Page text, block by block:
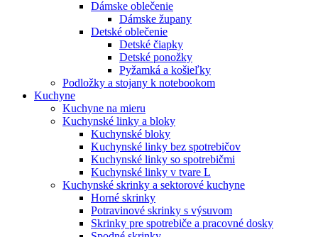
Dámske oblečenie
Dámske župany
Detské oblečenie
Detské čiapky
Detské ponožky
Pyžamká a košieľky
Podložky a stojany k notebookom
Kuchyne
Kuchyne na mieru
Kuchynské linky a bloky
Kuchynské bloky
Kuchynské linky bez spotrebičov
Kuchynské linky so spotrebičmi
Kuchynské linky v tvare L
Kuchynské skrinky a sektorové kuchyne
Horné skrinky
Potravinové skrinky s výsuvom
Skrinky pre spotrebiče a pracovné dosky